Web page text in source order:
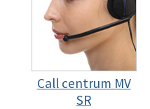
Call centrum MV
SR